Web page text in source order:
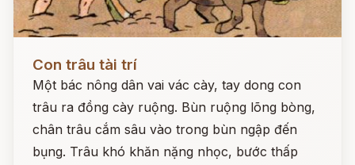
Con trâu tài trí
Một bác nông dân vai vác cày, tay dong con
trâu ra đồng cày ruộng. Bùn ruộng lõng bòng,
chân trâu cắm sâu vào trong bùn ngập đến
bụng. Trâu khó khăn nặng nhọc, bước thấp